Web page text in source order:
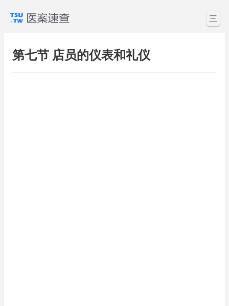
三
第七节 店员的仪表和礼仪